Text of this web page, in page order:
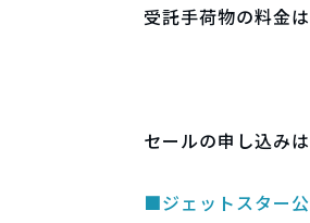
受託手荷物の料金
セールの申し込みは
■ジェットスター